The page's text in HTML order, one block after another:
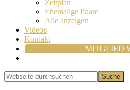
Zeitplan
Ehemalige Paare
Alle anzeigen
Videos
Kontakt
MITGLIED
Webseite
durchsuchen